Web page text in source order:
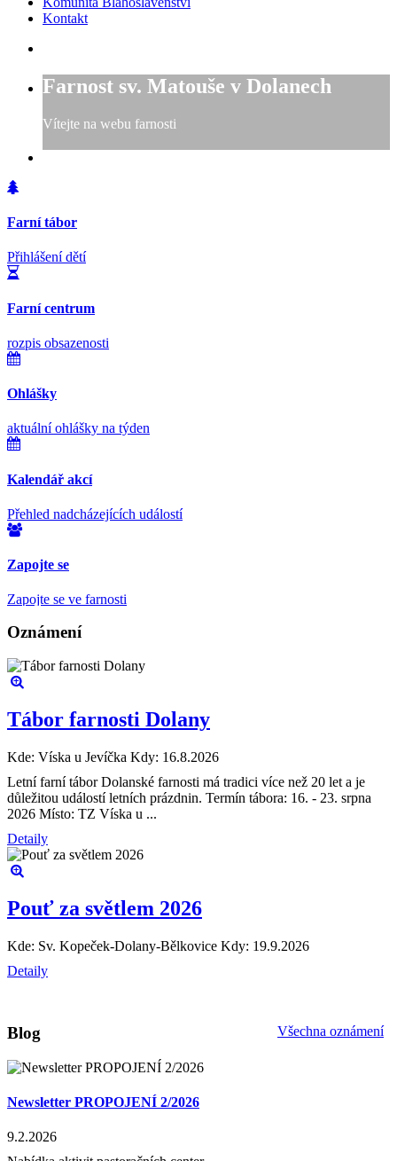
Kontakt
Farnost sv. Matouše v Dolanech
Vítejte na webu farnosti
Farní tábor
Přihlášení dětí
Farní centrum
rozpis obsazenosti
Ohlášky
aktuální ohlášky na týden
Kalendář akcí
Přehled nadcházejících událostí
Zapojte se
Zapojte se ve farnosti
Podpořte farnost finančně
Fotogalerie
Fotky z akcí
Oznámení
Tábor farnosti Dolany
Kde: Víska u Jevíčka Kdy: 16.8.2026
Letní farní tábor Dolanské farnosti má tradici více než 20 let a je
důležitou událostí letních prázdnin. Termín tábora: 16. - 23. srpna
2026 Místo: TZ Víska u ...
Detaily
Pouť za světlem 2026
Kde: Sv. Kopeček-Dolany-Bělkovice Kdy: 19.9.2026
Detaily
Všechna oznámení
Blog
Newsletter PROPOJENÍ 2/2026
9.2.2026